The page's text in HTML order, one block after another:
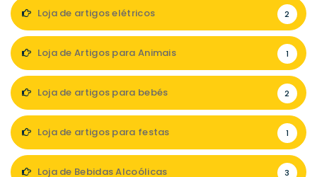
Loja de artigos elétricos 2
Loja de Artigos para Animais 1
Loja de artigos para bebés 2
Loja de artigos para festas 1
Loja de Bebidas Alcoólicas 3